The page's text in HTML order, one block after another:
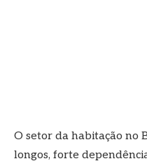
O setor da habitação no
longos, forte